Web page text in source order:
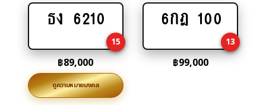
Add
cart
ธง 6210
15
฿89,000
ดูความหมายมงคล
Add
cart
6กฎ 100
13
฿99,000